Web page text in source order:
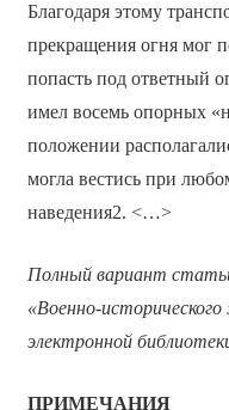
Благодаря этому
прекращения огня мог
попасть под ответный
имел восемь опорных
положении
могла вестись при
наведения2. <…>
Полный вариант
«Военно-
электронной
ПРИМЕЧАНИЯ